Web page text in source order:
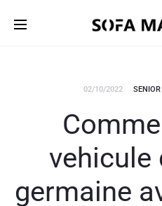
02/10/2022
vehicule
germaine